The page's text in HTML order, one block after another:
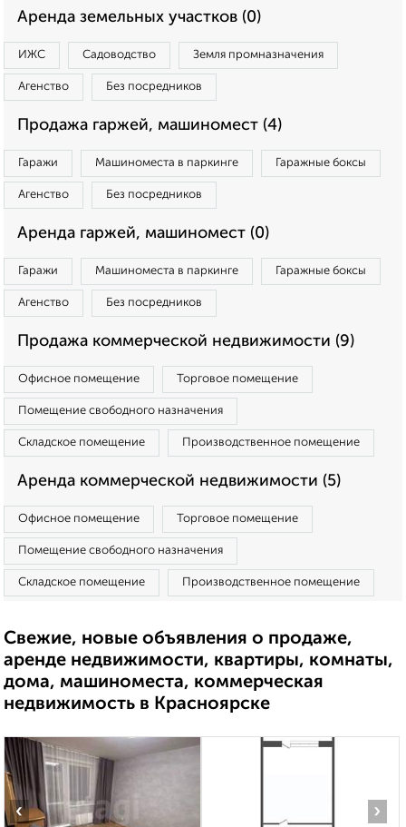
Аренда земельных участков (0)
ИЖС Садоводство Земля промназначения
Агенство Без посредников
Продажа гаржей, машиномест (4)
Гаражи Машиноместа в паркинге Гаражные боксы
Агенство Без посредников
Аренда гаржей, машиномест (0)
Гаражи Машиноместа в паркинге Гаражные боксы
Агенство Без посредников
Продажа коммерческой недвижимости (9)
Офисное помещение Торговое помещение
Помещение свободного назначения
Складское помещение Производственное помещение
Аренда коммерческой недвижимости (5)
Офисное помещение Торговое помещение
Помещение свободного назначения
Складское помещение Производственное помещение
Свежие, новые объявления о продаже,
аренде недвижимости, квартиры, комнаты,
дома, машиноместа, коммерческая
недвижимость в Красноярске
‹ ›